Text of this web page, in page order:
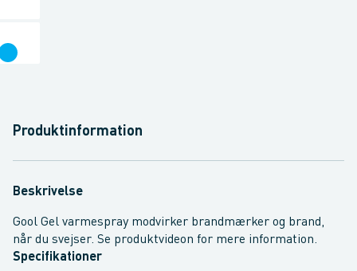
Produktinformation
Beskrivelse
Gool Gel varmespray modvirker brandmærker og brand,
når du svejser. Se produktvideon for mere information.
Specifikationer